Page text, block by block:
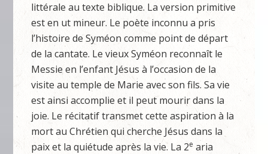
littérale au texte biblique. La version primitive
est en ut mineur. Le poète inconnu a pris
l’histoire de Syméon comme point de départ
de la cantate. Le vieux Syméon reconnaît le
Messie en l’enfant Jésus à l’occasion de la
visite au temple de Marie avec son fils. Sa vie
est ainsi accomplie et il peut mourir dans la
joie. Le récitatif transmet cette aspiration à la
mort au Chrétien qui cherche Jésus dans la
paix et la quiétude après la vie. La 2e aria